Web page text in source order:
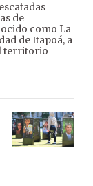
de
como La
de Itapoá, a
territorio